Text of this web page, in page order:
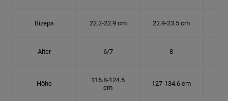
Bizeps 22.2-22.9 cm 22.9-23.5 cm
Alter 6/7 8
Höhe
116.8-124.5
cm
127-134.6 cm